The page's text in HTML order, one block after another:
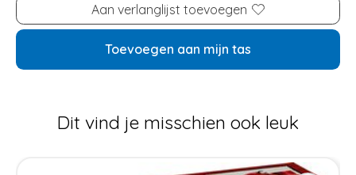
Aan verlanglijst toevoegen
Toevoegen aan mijn tas
Dit vind je misschien ook leuk